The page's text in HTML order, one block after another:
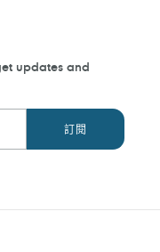
updates and